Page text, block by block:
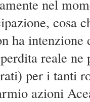
nel
cosa
ha
reale
per i tanti
azioni